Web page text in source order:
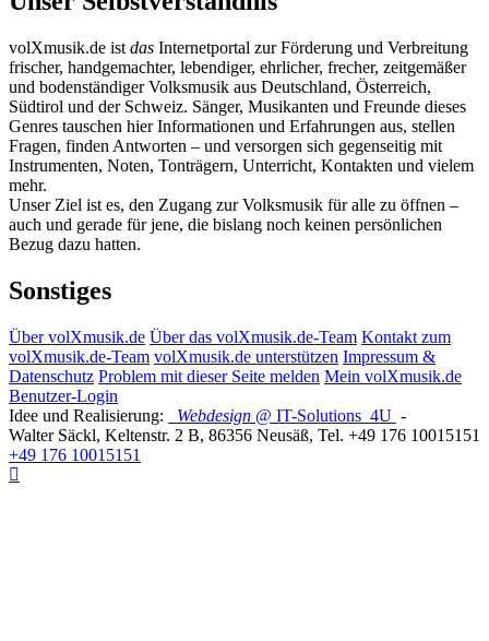
volXmusik.de ist das Internetportal zur Förderung und Verbreitung
frischer, handgemachter, lebendiger, ehrlicher, frecher, zeitgemäßer
und bodenständiger Volksmusik aus Deutschland, Österreich,
Südtirol und der Schweiz. Sänger, Musikanten und Freunde dieses
Genres tauschen hier Informationen und Erfahrungen aus, stellen
Fragen, finden Antworten – und versorgen sich gegenseitig mit
Instrumenten, Noten, Tonträgern, Unterricht, Kontakten und vielem
mehr.
Unser Ziel ist es, den Zugang zur Volksmusik für alle zu öffnen –
auch und gerade für jene, die bislang noch keinen persönlichen
Bezug dazu hatten.
Sonstiges
Über volXmusik.de Über das volXmusik.de-Team Kontakt zum
volXmusik.de-Team volXmusik.de unterstützen Impressum &
Datenschutz Problem mit dieser Seite melden Mein volXmusik.de
Benutzer-Login
Idee und Realisierung:
Webdesign @ IT-Solutions 4U -
Walter Säckl, Keltenstr. 2 B, 86356 Neusäß, Tel. +49 176 10015151
+49 176 10015151